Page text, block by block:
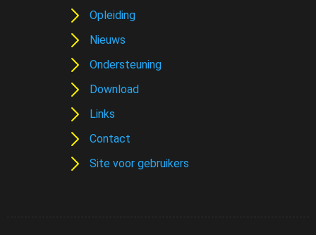
Opleiding
Nieuws
Ondersteuning
Download
Links
Contact
Site voor gebruikers